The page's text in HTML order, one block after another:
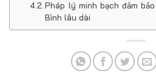
Pháp lý minh bạch đảm
Bình lâu dài